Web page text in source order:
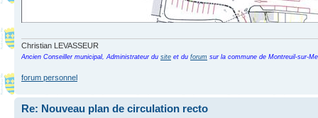
Christian LEVASSEUR
Ancien Conseiller municipal, Administrateur du site et du forum sur la commune de Montreuil-sur-
forum personnel
Re: Nouveau plan de circulation recto